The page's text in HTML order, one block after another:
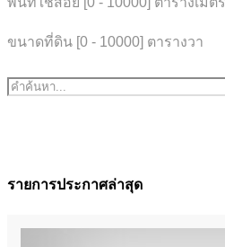
ขนาดที่ดิน [0 - 10000] ตารางวา
รายการประกาศล่าสุด